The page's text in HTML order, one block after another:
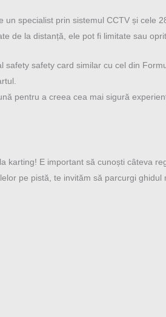
specialist prin sistemul CCTV și cele
de la distanță, ele pot fi limitate sau
safety safety card similar cu cel din
pentru a creea cea mai sigură
karting! E important să cunoști câteva
pe pistă, te invităm să parcurgi